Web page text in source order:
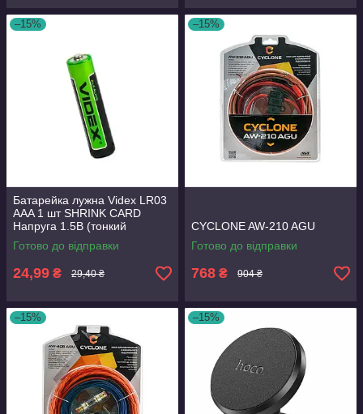
–15%
Батарейка лужна Videx LR03
AAA 1 шт SHRINK CARD
Напруга 1.5В (тонкий
мініпальчик )
Готово до відправки
24,99 ₴ 29,40 ₴
–15%
CYCLONE AW-210 AGU
Готово до відправки
768 ₴ 904 ₴
–15% –15%